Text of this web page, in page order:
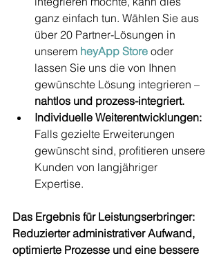
ganz einfach tun. Wählen Sie aus
über 20 Partner-Lösungen in
unserem heyApp Store oder
lassen Sie uns die von Ihnen
gewünschte Lösung integrieren –
nahtlos und prozess-integriert.
Individuelle Weiterentwicklungen:
Falls gezielte Erweiterungen
gewünscht sind, profitieren unsere
Kunden von langjähriger
Expertise.
Das Ergebnis für Leistungserbringer:
Reduzierter administrativer Aufwand,
optimierte Prozesse und eine bessere